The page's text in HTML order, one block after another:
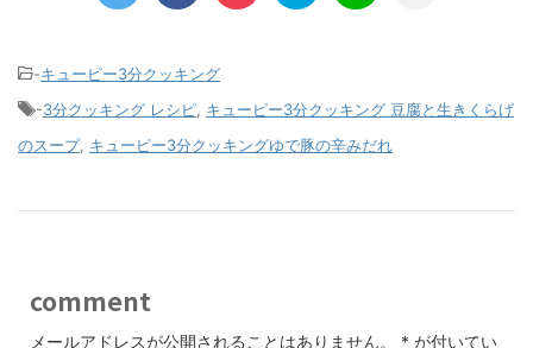
-キューピー3分クッキング
-3分クッキング レシピ キューピー3分クッキング 豆腐と生きくらげ
のスープ, キューピー3分クッキングゆで豚の辛みだれ
comment
メールアドレスが公開されることはありません。 * が付いてい